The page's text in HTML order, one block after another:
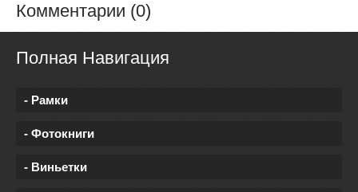
Комментарии (0)
Полная Навигация
- Рамки
- Фотокниги
- Виньетки